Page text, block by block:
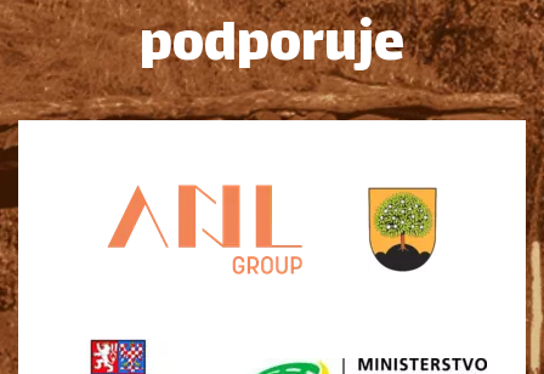
podporuje